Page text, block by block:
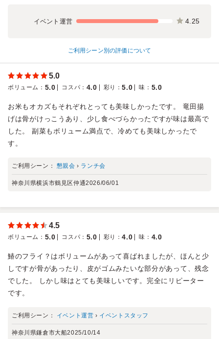
イベント運営 4.25
ご利用シーン別の評価について
5.0
ボリューム ： 5.0 コスパ ： 4.0 彩り ：5.0 味 ： 5.0
お米もオカズもそれぞれとっても美味しかったです。 竜田揚
げは骨がけっこうあり、少し食べづらかったですが味は最高で
した。 副菜もボリューム満点で、冷めても美味しかったで
す。
ご利用シーン： 懇親会 › ランチ会
神奈川県横浜市鶴見区仲通2026/06/01
4.5
ボリューム ： 5.0 コスパ ： 5.0 彩り ：4.0 味 ： 4.0
鰆のフライ？はボリュームがあって喜ばれましたが、ほんと少
しですが骨があったり、皮がゴムみたいな部分があって、残念
でした。 しかし味はとても美味しいです。完全にリピーター
です。
ご利用シーン： イベント運営 › イベントスタッフ
神奈川県鎌倉市大船2025/10/14